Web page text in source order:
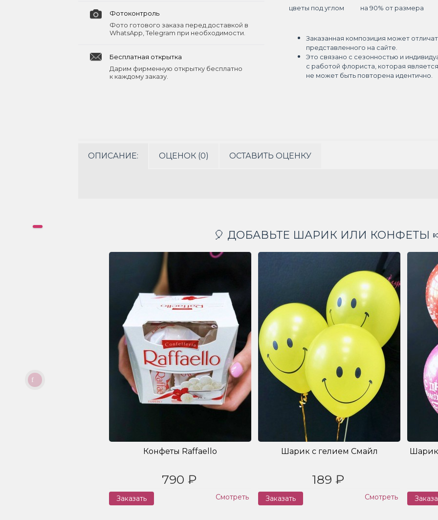
Фотоконтроль
Фото готового заказа перед доставкой в
WhatsApp, Telegram при необходимости.
Бесплатная открытка
Дарим фирменную открытку бесплатно
к каждому заказу.
цветы под углом
на 90% от размера
Заказанная композиция может
представленного на сайте.
Это связано с сезонностью и
с работой флориста, которая
не может быть повторена идентично.
ОПИСАНИЕ: ОЦЕНОК (0) ОСТАВИТЬ ОЦЕНКУ
🎈 ДОБАВЬТЕ ШАРИК ИЛИ КОНФЕТЫ
Конфеты Raffaello
790 ₽
Заказать Смотреть
Шарик с гелием Смайл
189 ₽
Заказать Смотреть